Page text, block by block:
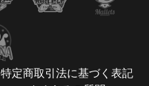
特定商取引法に基づく表記